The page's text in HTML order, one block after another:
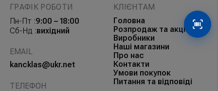
ГРАФІК РОБОТИ
Пн-Пт :9:00 – 18:00
Сб-Нд :вихідний
EMAIL
kancklas@ukr.net
ТЕЛЕФОН
КЛІЄНТАМ
Головна
Розпродаж та акції
Виробники
Наші магазини
Про нас
Контакти
Умови покупок
Питання та відповіді